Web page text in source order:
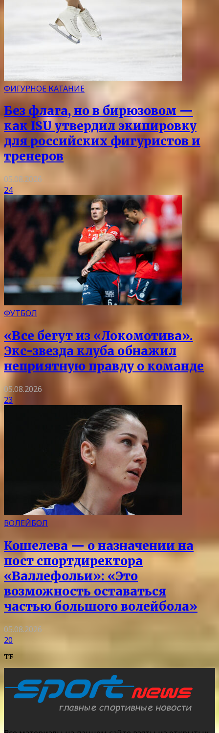
ФИГУРНОЕ КАТАНИЕ
Без флага, но в бирюзовом —
как ISU утвердил экипировку
для российских фигуристов и
тренеров
05.08.2026
24
ФУТБОЛ
«Все бегут из «Локомотива».
Экс-звезда клуба обнажил
неприятную правду о команде
05.08.2026
23
ВОЛЕЙБОЛ
Кошелева — о назначении на
пост спортдиректора
«Валлефольи»: «Это
возможность оставаться
частью большого волейбола»
05.08.2026
20
TF